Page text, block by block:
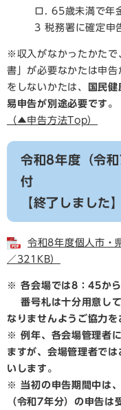
ロ. 65歳未満で年
3 税務署に確定申
※収入がなかったかたで
書」が必要なかたは申
をしないかたは、
国民
易申告が別途必要です。
（▲申告方法Top）
令和8年度（令
付
【終了しました】​
令和8年度個人市・
／321KB）
※ 各会場では8：45から
番号札は十分用意して
なりませんようご協力を
※例年、各会場管理者
ますが、会場管理者で
いします。
※ 当初の申告期間中は
（令和7年分）の申告は